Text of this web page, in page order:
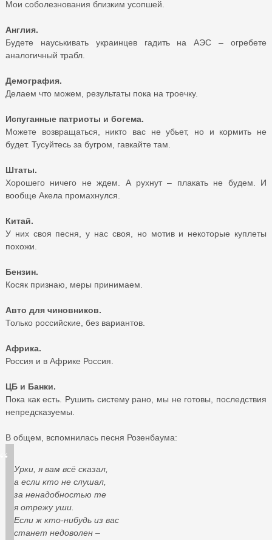
Мои соболезнования близким усопшей.
Англия.
Будете науськивать украинцев гадить на АЭС – огребете
аналогичный трабл.
Демография.
Делаем что можем, результаты пока на троечку.
Испуганные патриоты и богема.
Можете возвращаться, никто вас не убьет, но и кормить не
будет. Тусуйтесь за бугром, гавкайте там.
Штаты.
Хорошего ничего не ждем. А рухнут – плакать не будем. И
вообще Акела промахнулся.
Китай.
У них своя песня, у нас своя, но мотив и некоторые куплеты
похожи.
Бензин.
Косяк признаю, меры принимаем.
Авто для чиновников.
Только российские, без вариантов.
Африка.
Россия и в Африке Россия.
ЦБ и Банки.
Пока как есть. Рушить систему рано, мы не готовы, последствия
непредсказуемы.
В общем, вспомнилась песня Розенбаума:
Урки, я вам всё сказал,
а если кто не слушал,
за ненадобностью те
я отрежу уши.
Если ж кто-нибудь из вас
станет недоволен –